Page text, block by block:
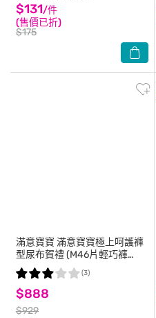
$131/件
(售價已折)
$175
滿意寶寶 滿意寶寶極上呵護褲
型尿布賀禮 (M46片輕巧褲
+M62片黏貼型)-箱購
$888
$929
(3)